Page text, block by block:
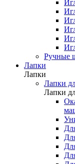
Ручные
Лапки
Лапки
Лапки
Лапки